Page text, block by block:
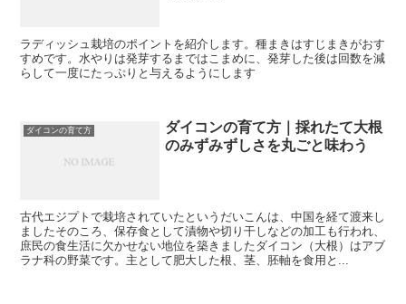
ラディッシュ栽培のポイントを紹介します。種まきはすじまきがおす
すめです。水やりは発芽するまではこまめに、発芽した後は回数を減
らして一度にたっぷりと与えるようにします
ダイコンの育て方
ダイコンの育て方｜採れたて大根
のみずみずしさを丸ごと味わう
古代エジプトで栽培されていたというだいこんは、中国を経て渡来し
ましたそのころ、保存食として漬物や切り干しなどの加工も行われ、
庶民の食生活に欠かせない地位を築きましたダイコン（大根）はアブ
ラナ科の野菜です。主として肥大した根、茎、胚軸を食用と...